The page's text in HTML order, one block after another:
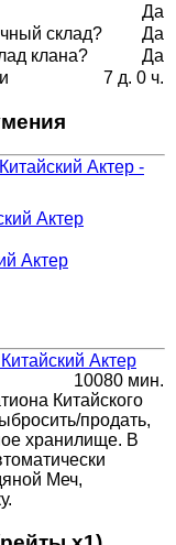
Да
склад?
Да
клана?
Да
7 д. 0 ч.
Актер -
Актер
Актер
Актер
10080 мин.
Китайского
продать,
хранилище. В
Меч,